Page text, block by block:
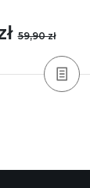
59,90 zł